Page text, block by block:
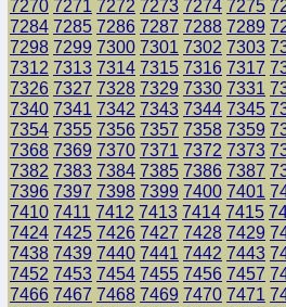
7270 7271 7272 7273 7274 7275
7284 7285 7286 7287 7288 7289
7298 7299 7300 7301 7302 7303
7312 7313 7314 7315 7316 7317
7326 7327 7328 7329 7330 7331
7340 7341 7342 7343 7344 7345
7354 7355 7356 7357 7358 7359
7368 7369 7370 7371 7372 7373
7382 7383 7384 7385 7386 7387
7396 7397 7398 7399 7400 7401
7410 7411 7412 7413 7414 7415
7424 7425 7426 7427 7428 7429
7438 7439 7440 7441 7442 7443
7452 7453 7454 7455 7456 7457
7466 7467 7468 7469 7470 7471